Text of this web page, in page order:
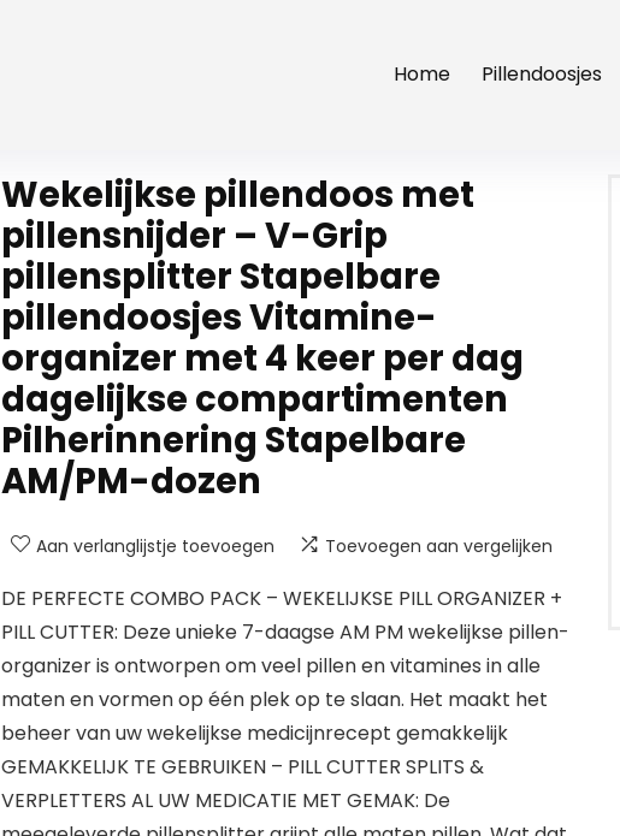
Home Pillendoosjes
Wekelijkse pillendoos met
pillensnijder – V-Grip
pillensplitter Stapelbare
pillendoosjes Vitamine-
organizer met 4 keer per dag
dagelijkse compartimenten
Pilherinnering Stapelbare
AM/PM-dozen
Aan verlanglijstje toevoegen Toevoegen aan vergelijken
DE PERFECTE COMBO PACK – WEKELIJKSE PILL ORGANIZER +
PILL CUTTER: Deze unieke 7-daagse AM PM wekelijkse pillen-
organizer is ontworpen om veel pillen en vitamines in alle
maten en vormen op één plek op te slaan. Het maakt het
beheer van uw wekelijkse medicijnrecept gemakkelijk
GEMAKKELIJK TE GEBRUIKEN – PILL CUTTER SPLITS &
VERPLETTERS AL UW MEDICATIE MET GEMAK: De